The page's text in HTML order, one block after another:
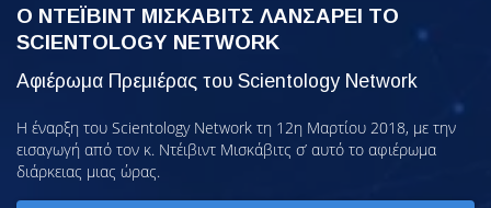
Ο ΝΤΕΪΒΙΝΤ ΜΙΣΚΑΒΙΤΣ ΛΑΝΣΑΡΕΙ ΤΟ
SCIENTOLOGY NETWORK
Αφιέρωμα Πρεμιέρας του Scientology Network
Η έναρξη του Scientology Network τη 12η Μαρτίου 2018, με την
εισαγωγή από τον κ. Ντέιβιντ Μισκάβιτς σ’ αυτό το αφιέρωμα
διάρκειας μιας ώρας.